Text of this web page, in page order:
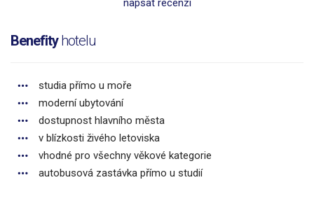
napsat recenzi
Benefityhotelu
studia přímo u moře
moderní ubytování
dostupnost hlavního města
v blízkosti živého letoviska
vhodné pro všechny věkové kategorie
autobusová zastávka přímo u studií